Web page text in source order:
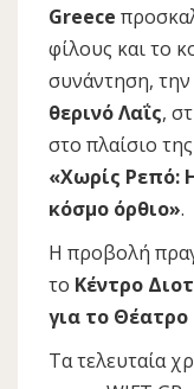
Greece
φίλους και το
συνάντηση, την
θερινό Λαΐς,
στο πλαίσιο
«Χωρίς Ρεπό:
κόσμο όρθιο».
Η προβολή
το Κέντρο
για το
Τα τελευταία